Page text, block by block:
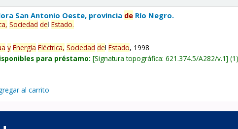
San Antonio Oeste, provincia de Río Negro.
Sociedad delEstado.
y Energía Eléctrica, Sociedad delEstado, 1998
para préstamo: Signatura topográfica:621.374.5/A282/v.1
al carrito